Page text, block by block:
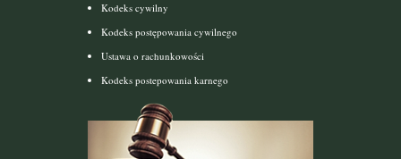
Kodeks cywilny
Kodeks postępowania cywilnego
Ustawa o rachunkowości
Kodeks postepowania karnego